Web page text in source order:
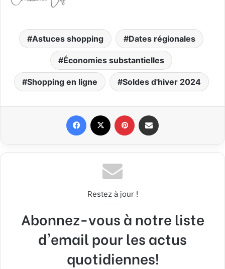
Astuces shopping Dates régionales
Économies substantielles
Shopping en ligne Soldes d'hiver 2024
Restez à jour !
Abonnez-vous à notre liste
d'email pour les actus
quotidiennes!